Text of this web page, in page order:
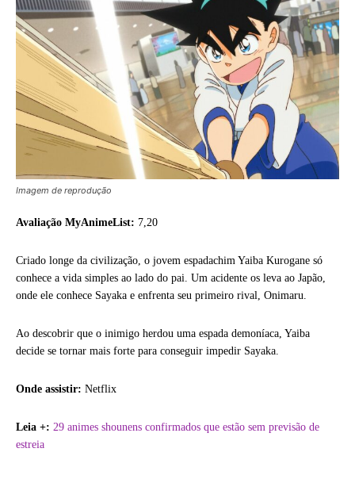
Imagem de reprodução
Avaliação MyAnimeList: 7,20
Criado longe da civilização, o jovem espadachim Yaiba Kurogane só
conhece a vida simples ao lado do pai. Um acidente os leva ao Japão,
onde ele conhece Sayaka e enfrenta seu primeiro rival, Onimaru.
Ao descobrir que o inimigo herdou uma espada demoníaca, Yaiba
decide se tornar mais forte para conseguir impedir Sayaka.
Onde assistir: Netflix
Leia +: 29 animes shounens confirmados que estão sem previsão de
estreia